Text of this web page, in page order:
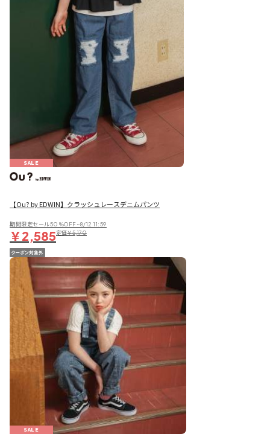
SALE
【Ou? by EDWIN】クラッシュレースデニムパンツ
期間限定セール50％OFF~8/12 11:59
￥2,585定価￥5,170
SALE